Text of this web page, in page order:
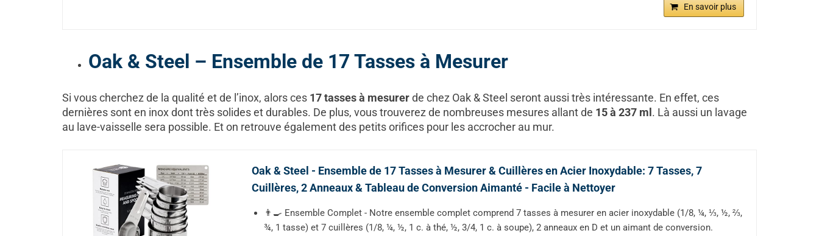
En savoir plus
Oak & Steel – Ensemble de 17 Tasses à Mesurer
Si vous cherchez de la qualité et de l’inox, alors ces 17 tasses à mesurerde chez Oak & Steel seront aussi très intéressante. En effet, ces
dernières sont en inox dont très solides et durables. De plus, vous trouverez de nombreuses mesures allant de 15 à 237 ml. Là aussi un lavage
au lave-vaisselle sera possible. Et on retrouve également des petits orifices pour les accrocher au mur.
Oak & Steel - Ensemble de 17 Tasses à Mesurer & Cuillères en Acier Inoxydable: 7 Tasses, 7
Cuillères, 2 Anneaux & Tableau de Conversion Aimanté - Facile à Nettoyer
👨‍🍳 Ensemble Complet - Notre ensemble complet comprend 7 tasses à mesurer en acier inoxydable (1/8, ¼, ⅓, ½, ⅔,
¾, 1 tasse) et 7 cuillères (1/8, ¼, ½, 1 c. à thé, ½, 3/4, 1 c. à soupe), 2 anneaux en D et un aimant de conversion.